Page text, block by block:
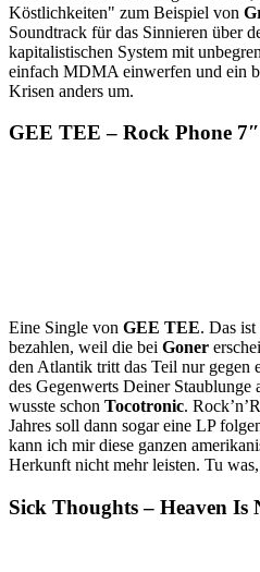
Köstlichkeiten" zum Beispiel von
Soundtrack für das Sinnieren über
kapitalistischen System mit
einfach MDMA einwerfen und ein
Krisen anders um.
GEE TEE – Rock Phone 7″
Eine Single von GEE TEE. Das
bezahlen, weil die bei Goner
den Atlantik tritt das Teil nur gegen
des Gegenwerts Deiner Staublunge
wusste schon Tocotronic.
Jahres soll dann sogar eine LP
kann ich mir diese ganzen
Herkunft nicht mehr leisten. Tu
Sick Thoughts – Heaven Is